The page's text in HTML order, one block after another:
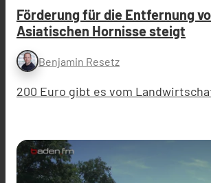
Förderung für die Entfernung
Asiatischen Hornisse steigt
Benjamin Resetz
200 Euro gibt es vom